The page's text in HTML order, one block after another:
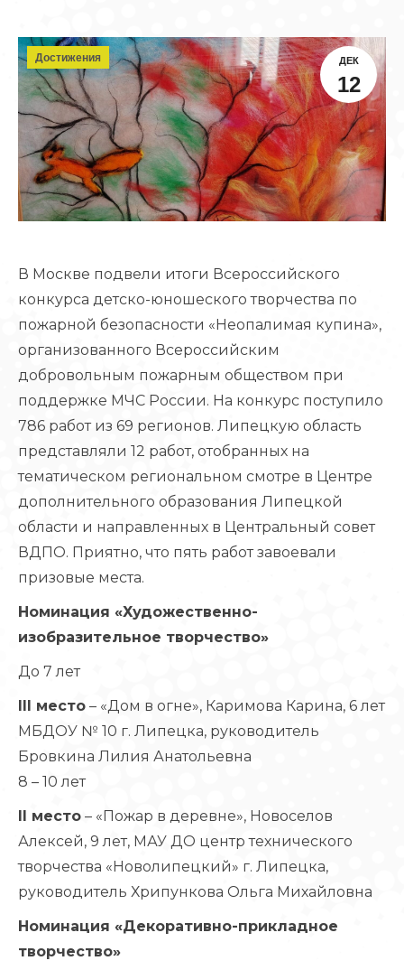
ДЕК
12
Достижения
В Москве подвели итоги Всероссийского
конкурса детско-юношеского творчества по
пожарной безопасности «Неопалимая купина»,
организованного Всероссийским
добровольным пожарным обществом при
поддержке МЧС России. На конкурс поступило
786 работ из 69 регионов. Липецкую область
представляли 12 работ, отобранных на
тематическом региональном смотре в Центре
дополнительного образования Липецкой
области и направленных в Центральный совет
ВДПО. Приятно, что пять работ завоевали
призовые места.
Номинация «Художественно-
изобразительное творчество»
До 7 лет
III место – «Дом в огне», Каримова Карина, 6 лет
МБДОУ № 10 г. Липецка, руководитель
Бровкина Лилия Анатольевна
8 – 10 лет
II место – «Пожар в деревне», Новоселов
Алексей, 9 лет, МАУ ДО центр технического
творчества «Новолипецкий» г. Липецка,
руководитель Хрипункова Ольга Михайловна
Номинация «Декоративно-прикладное
творчество»